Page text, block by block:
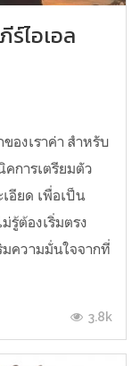
ร์ไอเอล
องเราค่า สำหรับ
การเตรียมตัว
เอียด เพื่อเป็น
ต้องเริ่มตรง
ความมั่นใจจากที่
3.8k